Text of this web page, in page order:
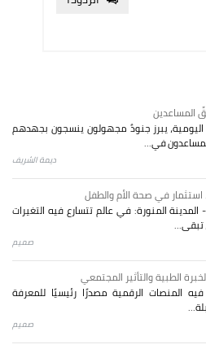
المساعدين
يبرز جنودٌ مجهولون ينسجون بجهدهم
في...
ديمة الشريف
استثمار في صحة الأم والطفل
المنورة: في عالم تتسارع فيه التغيرات
تبقى...
صميم
الطبية والتأثير المجتمعي
المنصات الرقمية مصدرًا رئيسيًا للمعرفة
صميم